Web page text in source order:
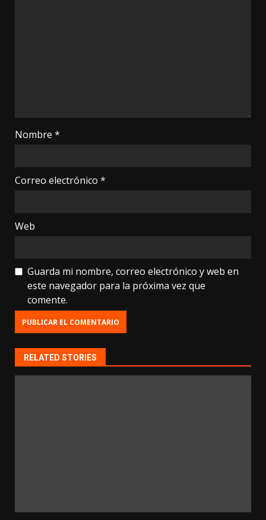
Nombre *
Correo electrónico *
Web
Guarda mi nombre, correo electrónico y web en
este navegador para la próxima vez que
comente.
RELATED STORIES